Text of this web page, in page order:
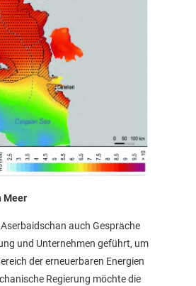
Meer
auch Gespräche
und Unternehmen geführt, um
der erneuerbaren Energien
Regierung möchte die